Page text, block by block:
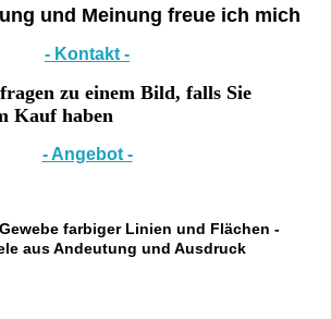
und Meinung freue ich mich
- Kontakt -
zu einem Bild, falls Sie
Kauf haben
- Angebot -
farbiger Linien und Flächen -
aus Andeutung und Ausdruck